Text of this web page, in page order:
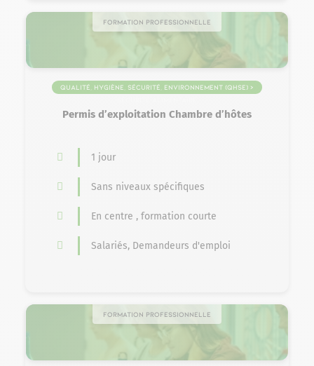
Formation professionnelle
Qualité, Hygiène, Sécurité, Environnement (QHSE) >
Permis d’exploitation Chambre d’hôtes
1 jour
Sans niveaux spécifiques
En centre , formation courte
Salariés, Demandeurs d'emploi
Formation professionnelle